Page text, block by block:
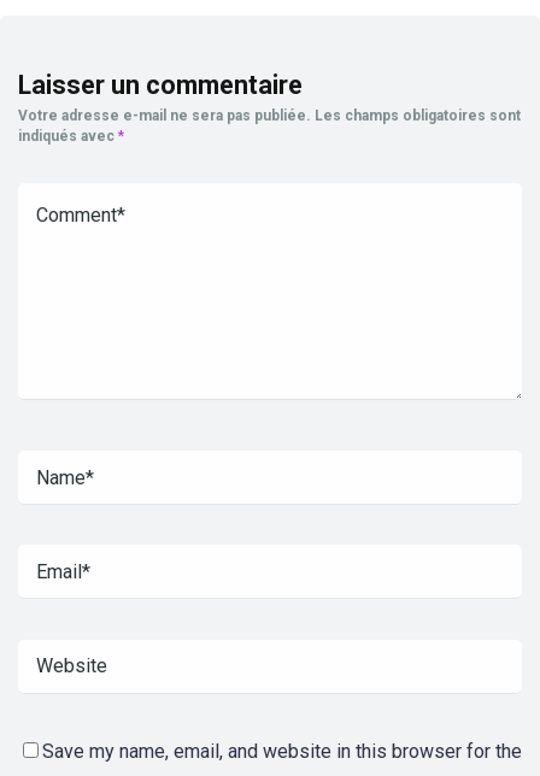
Laisser un commentaire
Votre adresse e-mail ne sera pas publiée. Les champs obligatoires sont
indiqués avec *
Save my name, email, and website in this browser for the